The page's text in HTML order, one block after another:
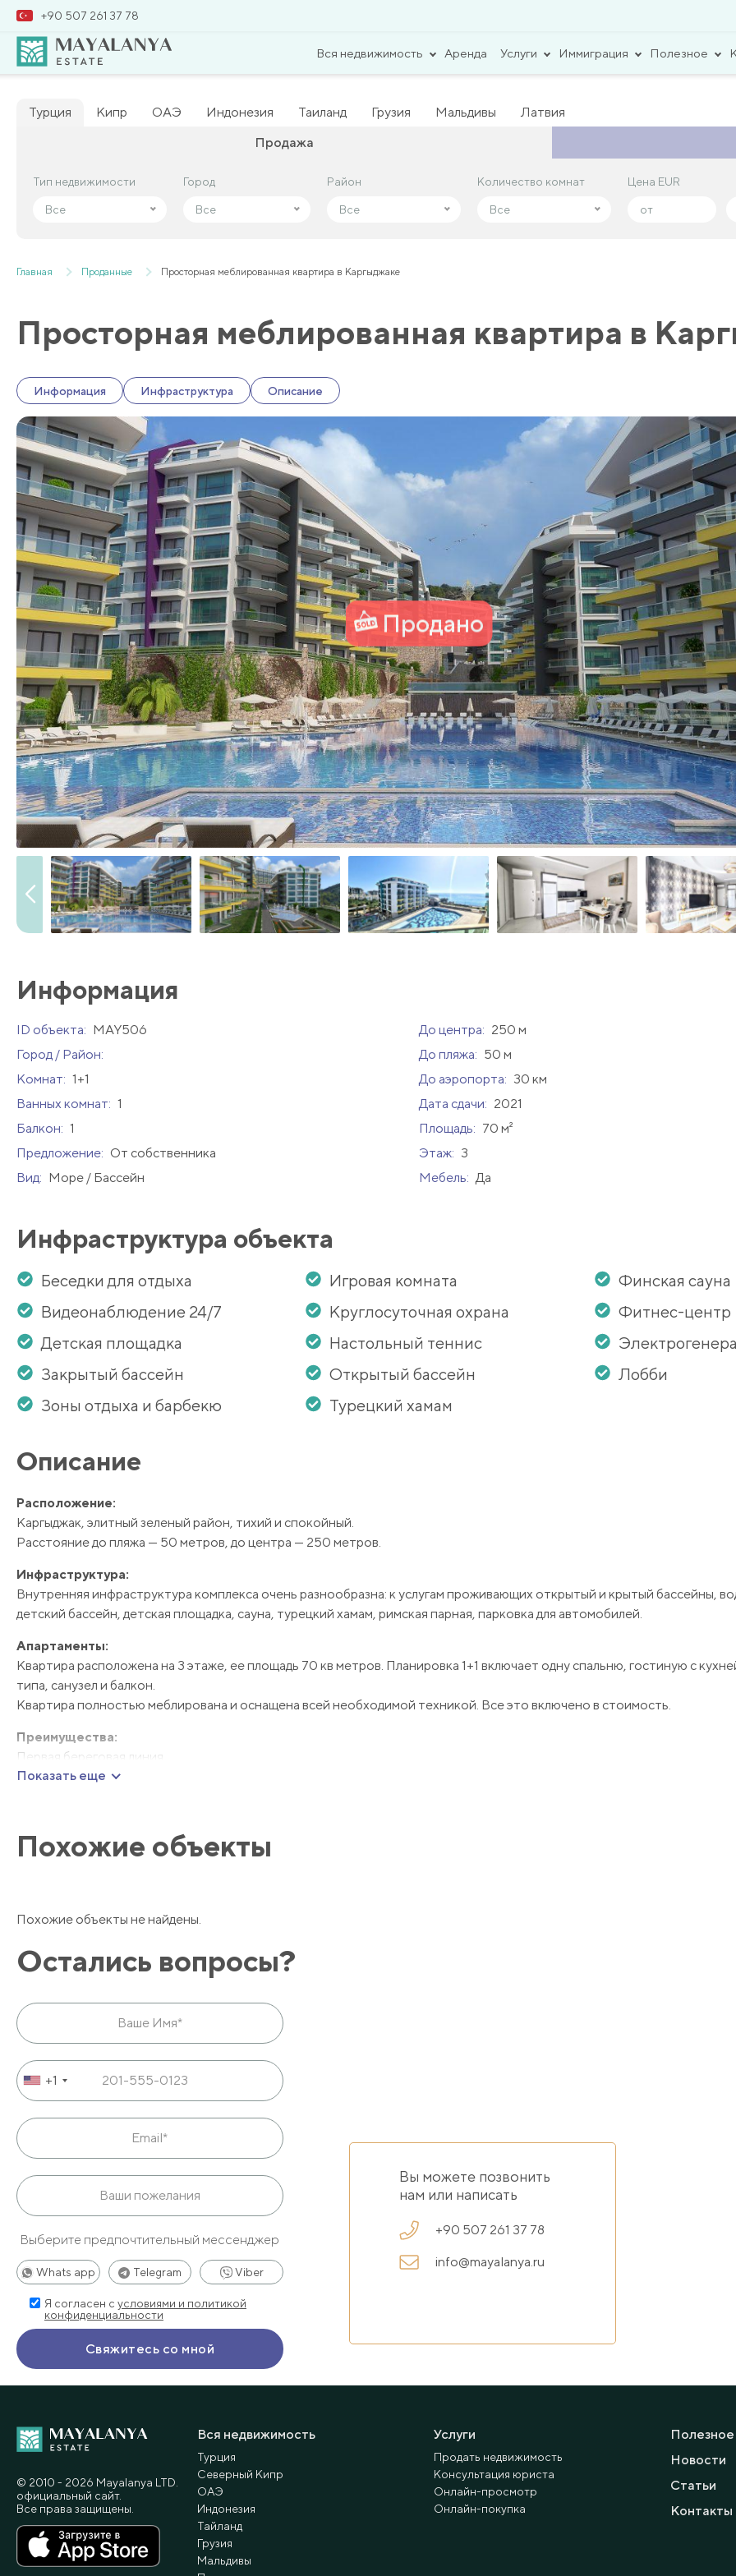
+90 507 261 37 78
Вся недвижимость Аренда Услуги Иммиграция Полезное
Турция Кипр ОАЭ Индонезия Таиланд Грузия Мальдивы
Латвия
Продажа
Тип недвижимости
Все
Город
Все
Район
Все
Количество комнат
Все
Цена EUR
Тип недвижимости
Все
Город
Все
Район
Все
Количество комнат
Все
Цена EUR
Главная Проданные Просторная меблированная квартира в Каргыджаке
Просторная меблированная квартира в
Информация Инфраструктура Описание
Продано
Информация
ID объекта: MAY506 До центра: 250 м
Город / Район:
До пляжа: 50 м
Комнат: 1+1 До аэропорта: 30 км
Ванных комнат: 1 Дата сдачи: 2021
Балкон: 1 Площадь: 70 м²
Предложение: От собственника Этаж: 3
Вид: Море / Бассейн Мебель: Да
Инфраструктура объекта
Беседки для отдыха
Видеонаблюдение 24/7
Детская площадка
Закрытый бассейн
Зоны отдыха и барбекю
Игровая комната
Круглосуточная охрана
Настольный теннис
Открытый бассейн
Турецкий хамам
Финская сауна
Фитнес-центр
Лобби
Описание
Расположение:
Каргыджак, элитный зеленый район, тихий и спокойный.
Расстояние до пляжа — 50 метров, до центра — 250 метров.
Инфраструктура:
Внутренняя инфраструктура комплекса очень разнообразна: к услугам проживающих открытый и крытый бассейны,
детский бассейн, детская площадка, сауна, турецкий хамам, римская парная, парковка для автомобилей.
Апартаменты:
Квартира расположена на 3 этаже, ее площадь 70 кв метров. Планировка 1+1 включает одну спальню, гостиную с
типа, санузел и балкон.
Квартира полностью меблирована и оснащена всей необходимой техникой. Все это включено в стоимость.
Преимущества:
Первая береговая линия
Вид на море
Всегда будет ликвидна
Показать еще
Похожие объекты
Похожие объекты не найдены.
Остались вопросы?
+1
Выберите предпочтительный мессенджер
Whats app Telegram Viber
Я согласен с условиями и политикой
конфиденциальности
Вы можете позвонить
нам или написать
+90 507 261 37 78
info@mayalanya.ru
Вся недвижимость
Турция
Северный Кипр
ОАЭ
Индонезия
Тайланд
Грузия
Мальдивы
Услуги
Продать недвижимость
Консультация юриста
Онлайн-просмотр
Онлайн-покупка
Полезное
Новости
Статьи
Контакты
© 2010 - 2026 Мayalanya LTD.
официальный сайт.
Все права защищены.